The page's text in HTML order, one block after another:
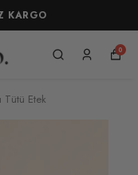
KARGO
0
Tütü Etek